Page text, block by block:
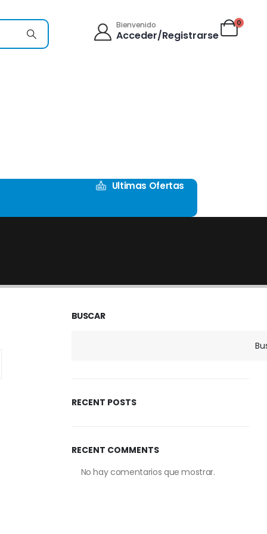
Bienvenido
Acceder/Registrarse
0
Ultimas Ofertas
BUSCAR
RECENT POSTS
RECENT COMMENTS
No hay comentarios que mostrar.